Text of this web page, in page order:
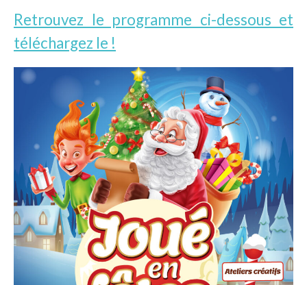
Retrouvez le programme ci-dessous et
téléchargez le !